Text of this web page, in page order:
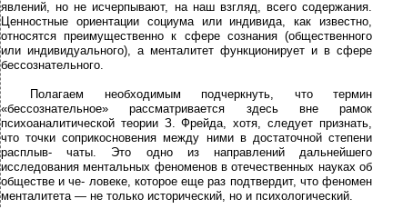
явлений, но не исчерпывают, на наш взгляд, всего содержания.
Ценностные ориентации социума или индивида, как известно,
относятся преимущественно к сфере сознания (общественного
или индивидуального), а менталитет функционирует и в сфере
бессознательного.
Полагаем необходимым подчеркнуть, что термин
«бессознательное» рассматривается здесь вне рамок
психоаналитической теории З. Фрейда, хотя, следует признать,
что точки соприкосновения между ними в достаточной степени
расплыв- чаты. Это одно из направлений дальнейшего
исследования ментальных феноменов в отечественных науках об
обществе и че- ловеке, которое еще раз подтвердит, что феномен
менталитета — не только исторический, но и психологический.